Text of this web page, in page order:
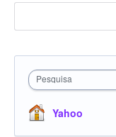
Pesquisa
Yahoo